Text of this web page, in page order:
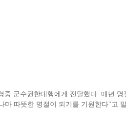
군수권한대행에게 전달했다. 매년
따뜻한 명절이 되기를 기원한다"고